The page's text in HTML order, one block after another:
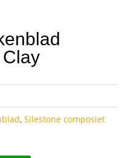
,Silestone composiet